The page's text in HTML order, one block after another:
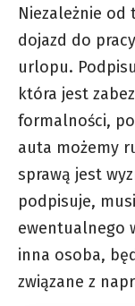
Niezależnie od
dojazd do
urlopu.
która jest
formalności,
auta możemy
sprawą jest
podpisuje,
ewentualnego
inna osoba,
związane z